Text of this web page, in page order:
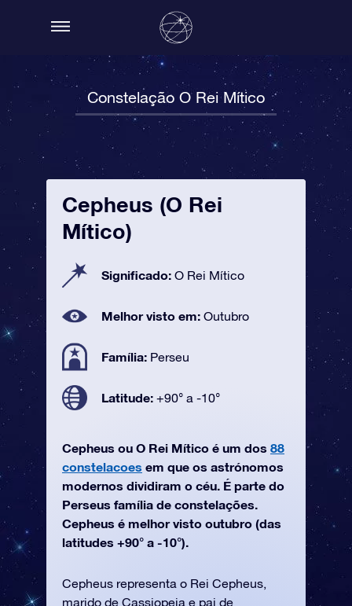
Constelação O Rei Mítico
Cepheus (O Rei
Mítico)
Significado: O Rei Mítico
Melhor visto em: Outubro
Família: Perseu
Latitude: +90° a -10°
Cepheus ou O Rei Mítico é um dos 88
constelacoes em que os astrónomos
modernos dividiram o céu. É parte do
Perseus família de constelações.
Cepheus é melhor visto outubro (das
latitudes +90° a -10°).
Cepheus representa o Rei Cepheus,
marido de Cassiopeia e pai de